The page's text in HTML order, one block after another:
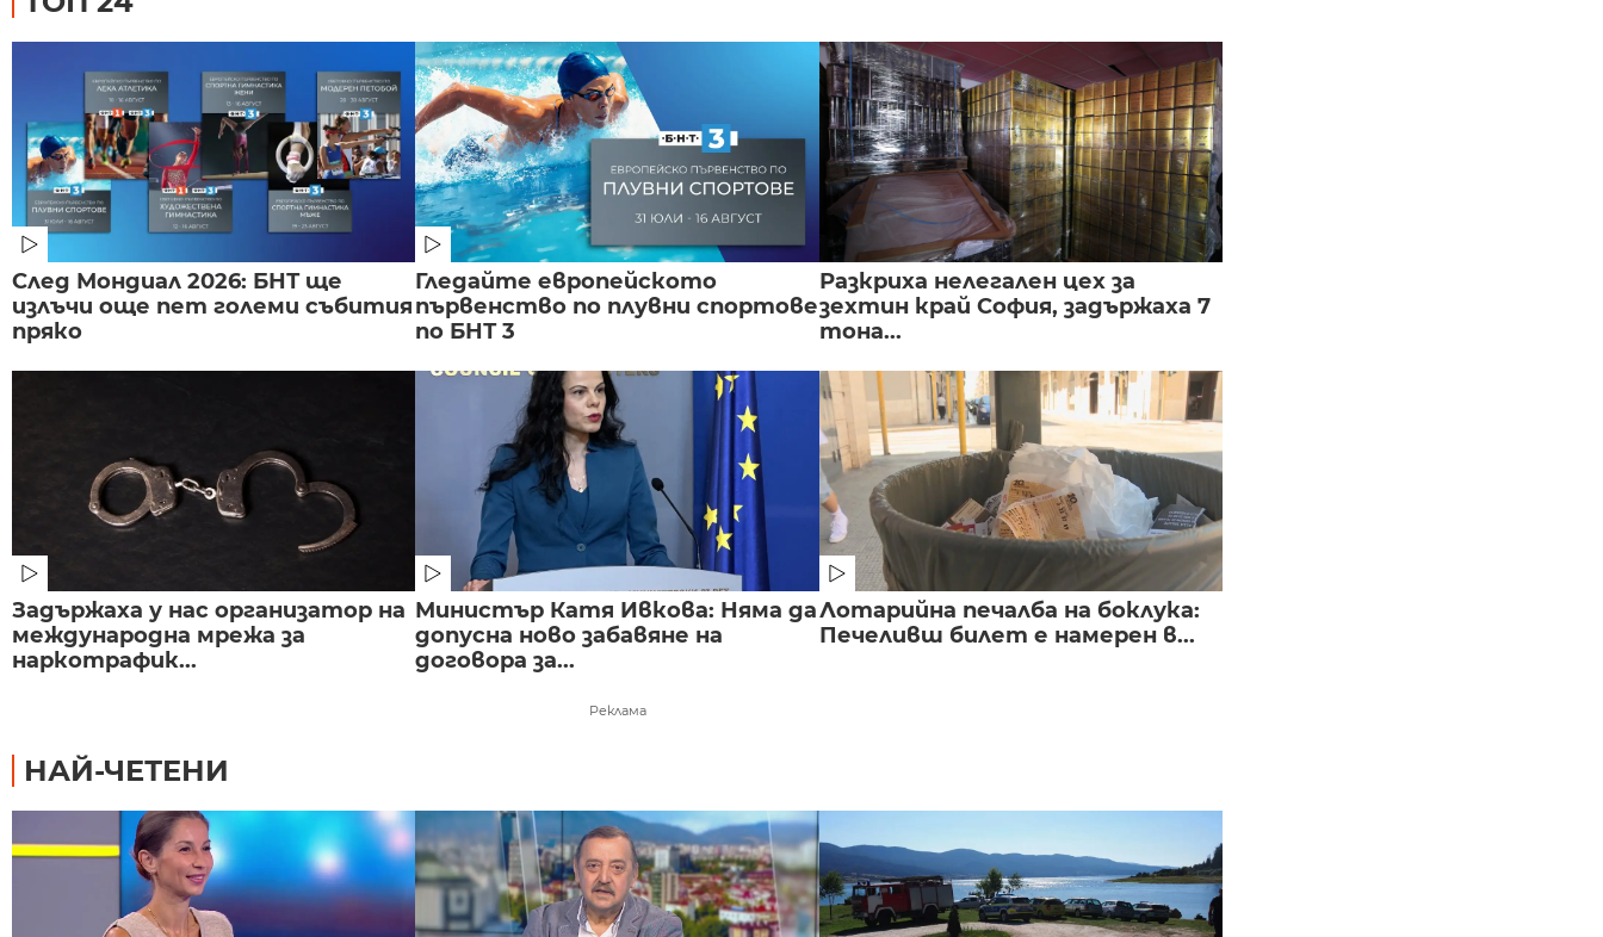
След Мондиал 2026: БНТ ще
излъчи още пет големи събития
пряко
Гледайте европейското
първенство по плувни спортове
по БНТ 3
Разкриха нелегален цех за
зехтин край София, задържаха 7
тона...
Задържаха у нас организатор на
международна мрежа за
наркотрафик...
Министър Катя Ивкова: Няма да
допусна ново забавяне на
договора за...
Лотарийна печалба на боклука:
Печеливш билет е намерен в...
Реклама
НАЙ-ЧЕТЕНИ